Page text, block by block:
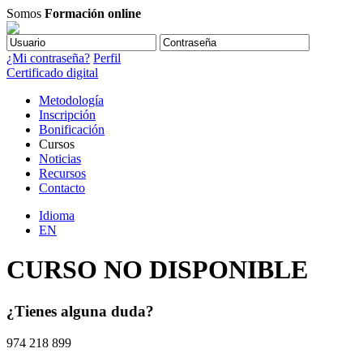
Somos Formación online
¿Mi contraseña? Perfil
Certificado digital
Metodología
Inscripción
Bonificación
Cursos
Noticias
Recursos
Contacto
Idioma
EN
CURSO NO DISPONIBLE
¿Tienes alguna duda?
974 218 899